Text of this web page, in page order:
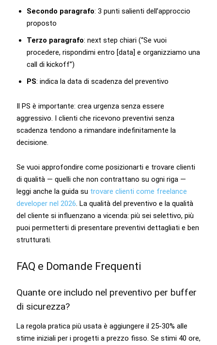
Secondo paragrafo: 3 punti salienti dell’approccio
proposto
Terzo paragrafo: next step chiari (“Se vuoi
procedere, rispondimi entro [data] e organizziamo una
call di kickoff”)
PS: indica la data di scadenza del preventivo
Il PS è importante: crea urgenza senza essere
aggressivo. I clienti che ricevono preventivi senza
scadenza tendono a rimandare indefinitamente la
decisione.
Se vuoi approfondire come posizionarti e trovare clienti
di qualità — quelli che non contrattano su ogni riga —
leggi anche la guida su trovare clienti come freelance
developer nel 2026 . La qualità del preventivo e la qualità
del cliente si influenzano a vicenda: più sei selettivo, più
puoi permetterti di presentare preventivi dettagliati e ben
strutturati.
FAQ e Domande Frequenti
Quante ore includo nel preventivo per buffer
di sicurezza?
La regola pratica più usata è aggiungere il 25-30% alle
stime iniziali per i progetti a prezzo fisso. Se stimi 40 ore,